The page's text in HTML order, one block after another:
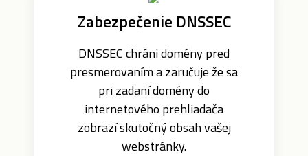
Zabezpečenie DNSSEC
DNSSEC chráni domény pred
presmerovaním a zaručuje že sa
pri zadaní domény do
internetového prehliadača
zobrazí skutočný obsah vašej
webstránky.